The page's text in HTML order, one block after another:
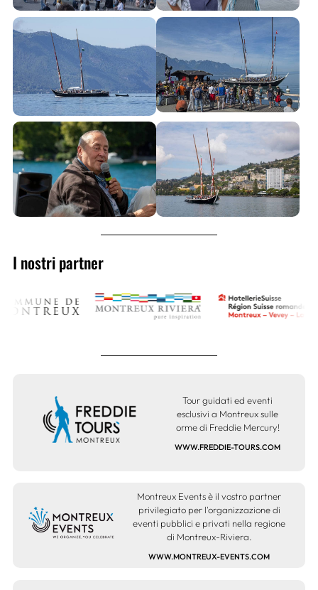
I nostri partner
WWW.FREDDIE-TOURS.COM
Tour guidati ed eventi
esclusivi a Montreux sulle
orme di Freddie Mercury!
WWW.MONTREUX-EVENTS.COM
Montreux Events è il vostro partner
privilegiato per l'organizzazione di
eventi pubblici e privati nella regione
di Montreux-Riviera.